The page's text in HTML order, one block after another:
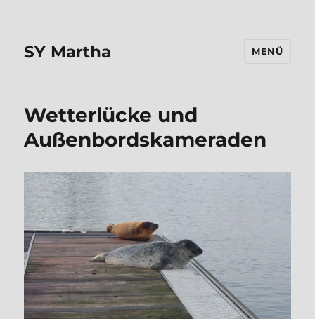
SY Martha MENÜ
Wetterlücke und
Außenbordskameraden